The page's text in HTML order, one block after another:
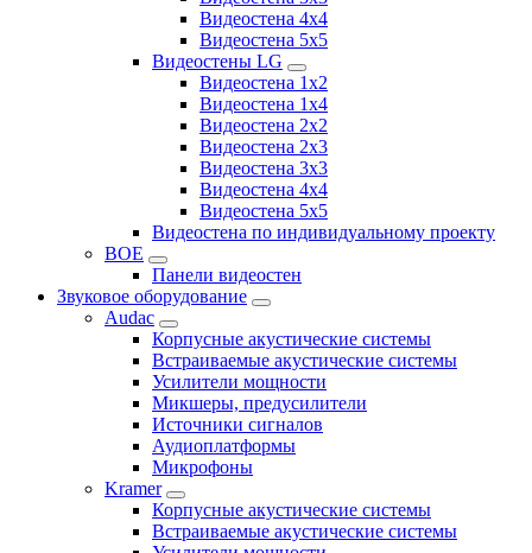
Видеостена 4x4
Видеостена 5x5
Видеостены LG
Видеостена 1x2
Видеостена 1x4
Видеостена 2x2
Видеостена 2x3
Видеостена 3x3
Видеостена 4x4
Видеостена 5x5
Видеостена по индивидуальному проекту
BOE
Панели видеостен
Звуковое оборудование
Audac
Корпусные акустические системы
Встраиваемые акустические системы
Усилители мощности
Микшеры, предусилители
Источники сигналов
Аудиоплатформы
Микрофоны
Kramer
Корпусные акустические системы
Встраиваемые акустические системы